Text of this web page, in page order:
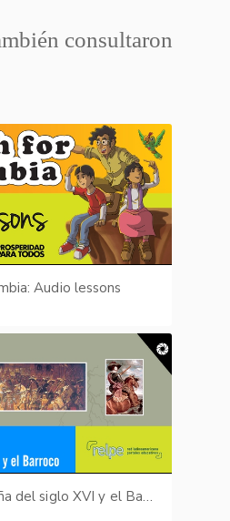
consultaron
Audio lessons
Kairos - La España del siglo XVI y el Barroco